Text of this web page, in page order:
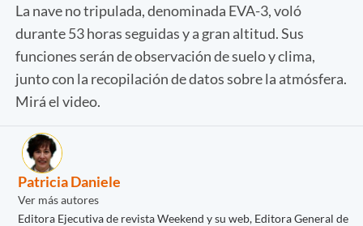
La nave no tripulada, denominada EVA-3, voló
durante 53 horas seguidas y a gran altitud. Sus
funciones serán de observación de suelo y clima,
junto con la recopilación de datos sobre la atmósfera.
Mirá el video.
Patricia Daniele
Ver más autores
Editora Ejecutiva de revista Weekend y su web, Editora General de